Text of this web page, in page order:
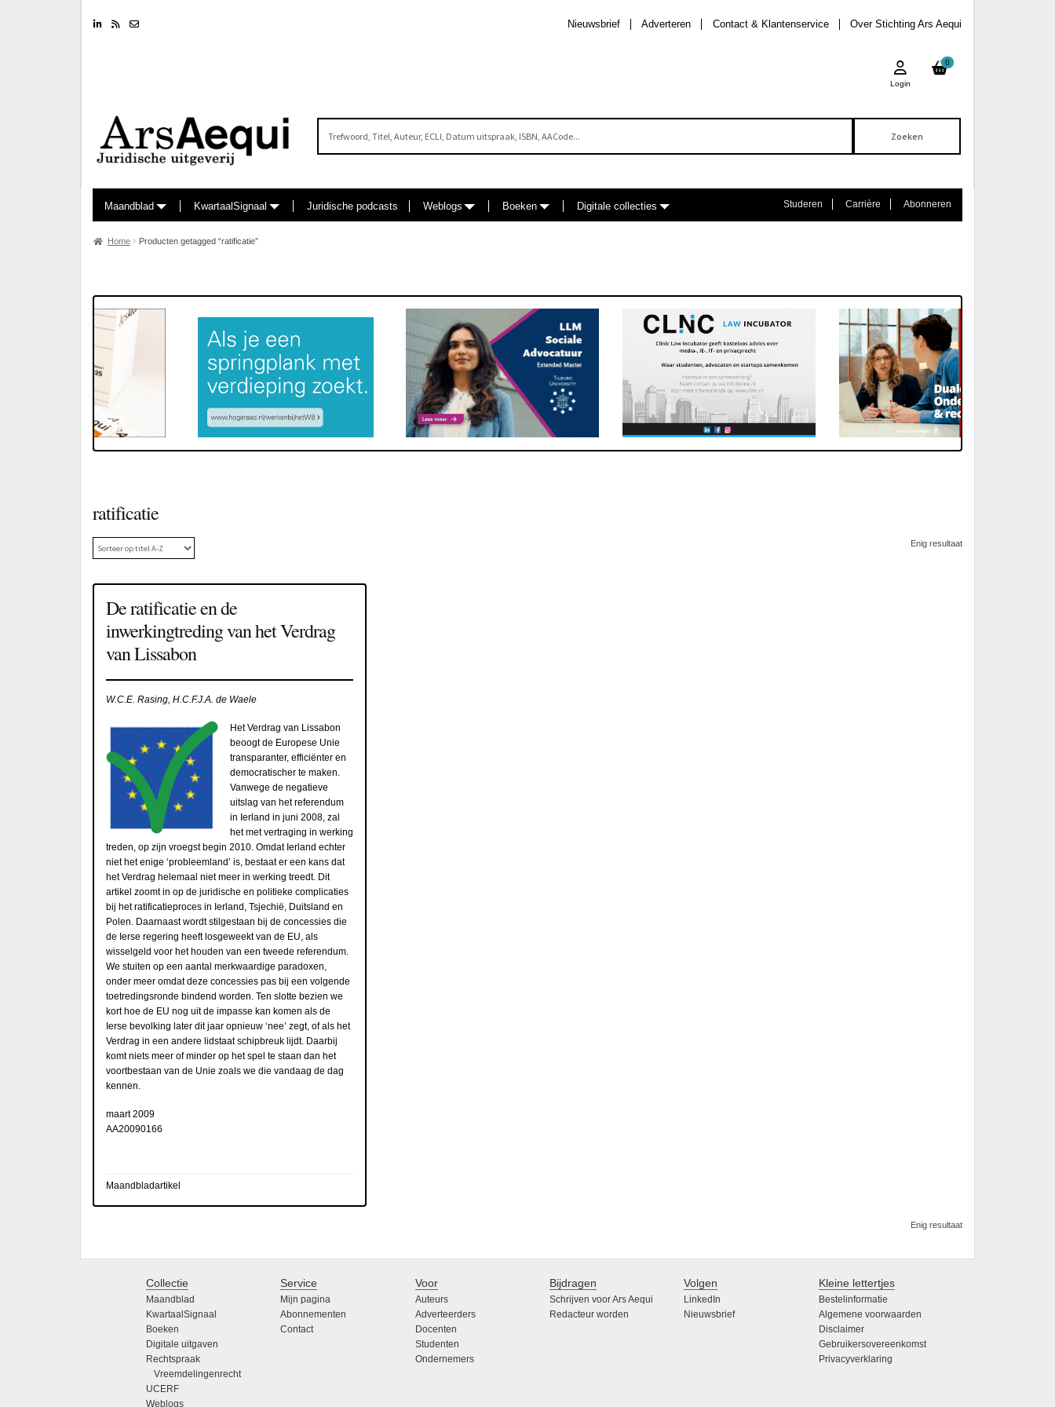
LinkedinRSS feed Over Stichting Ars Aequi
Contact & Klantenservice
Adverteren
Nieuwsbrief
0
Login
Maandblad KwartaalSignaal Juridische podcasts Weblogs Boeken Digitale collecties Studeren Carrière Abonneren
Home Producten getagged “ratificatie”
ratificatie
Enig resultaat
De ratificatie en de
inwerkingtreding van het Verdrag
van Lissabon
W.C.E. Rasing, H.C.F.J.A. de Waele
Het Verdrag van Lissabon
beoogt de Europese Unie
transparanter, efficiënter en
democratischer te maken.
Vanwege de negatieve
uitslag van het referendum
in Ierland in juni 2008, zal
het met vertraging in werking
treden, op zijn vroegst begin 2010. Omdat Ierland echter
niet het enige ‘probleemland’ is, bestaat er een kans dat
het Verdrag helemaal niet meer in werking treedt. Dit
artikel zoomt in op de juridische en politieke complicaties
bij het ratificatieproces in Ierland, Tsjechië, Duitsland en
Polen. Daarnaast wordt stilgestaan bij de concessies die
de Ierse regering heeft losgeweekt van de EU, als
wisselgeld voor het houden van een tweede referendum.
We stuiten op een aantal merkwaardige paradoxen,
onder meer omdat deze concessies pas bij een volgende
toetredingsronde bindend worden. Ten slotte bezien we
kort hoe de EU nog uit de impasse kan komen als de
Ierse bevolking later dit jaar opnieuw ‘nee’ zegt, of als het
Verdrag in een andere lidstaat schipbreuk lijdt. Daarbij
komt niets meer of minder op het spel te staan dan het
voortbestaan van de Unie zoals we die vandaag de dag
kennen.
maart 2009
AA20090166
Maandbladartikel
Enig resultaat
Collectie
Maandblad
KwartaalSignaal
Boeken
Digitale uitgaven
Rechtspraak
Vreemdelingenrecht
UCERF
Weblogs
Service
Mijn pagina
Abonnementen
Contact
Voor
Auteurs
Adverteerders
Docenten
Studenten
Ondernemers
Bijdragen
Schrijven voor Ars Aequi
Redacteur worden
Volgen
LinkedIn
Nieuwsbrief
Kleine lettertjes
Bestelinformatie
Algemene voorwaarden
Disclaimer
Gebruikersovereenkomst
Privacyverklaring